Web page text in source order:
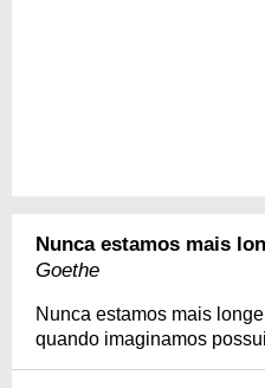
Nunca estamos mais
Goethe
Nunca estamos mais
quando imaginamos